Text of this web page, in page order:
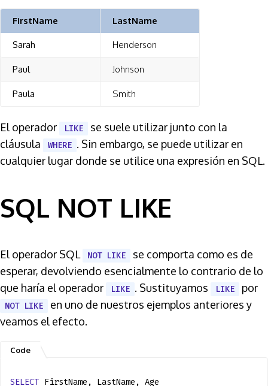
FirstName LastName
Sarah Henderson
Paul Johnson
Paula Smith
El operador LIKE
se suele utilizar junto con la
cláusula
WHERE . Sin embargo, se puede utilizar en
cualquier lugar donde se utilice una expresión en SQL.
SQL NOT LIKE
El operador SQL NOT LIKE
se comporta como es de
esperar, devolviendo esencialmente lo contrario de lo
que haría el operador
LIKE . Sustituyamos LIKE por
NOT LIKE
en uno de nuestros ejemplos anteriores y
veamos el efecto.
SELECT FirstName, LastName, Age